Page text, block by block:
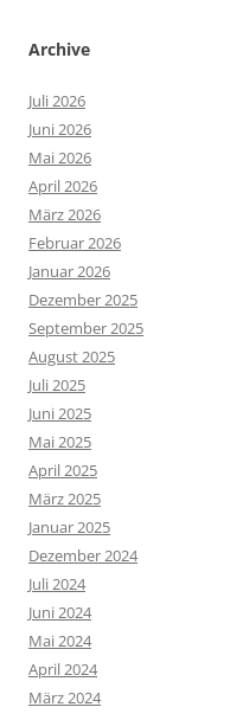
Archive
Juli 2026
Juni 2026
Mai 2026
April 2026
März 2026
Februar 2026
Januar 2026
Dezember 2025
September 2025
August 2025
Juli 2025
Juni 2025
Mai 2025
April 2025
März 2025
Januar 2025
Dezember 2024
Juli 2024
Juni 2024
Mai 2024
April 2024
März 2024